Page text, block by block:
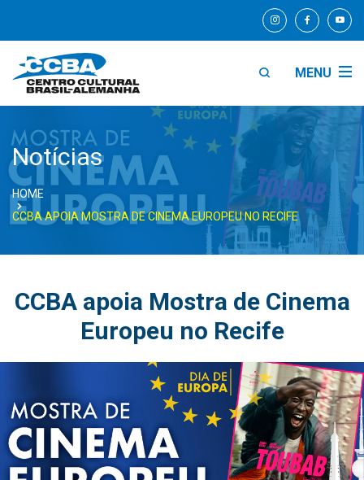
MENU
Notícias
HOME
CCBA APOIA MOSTRA DE CINEMA EUROPEU NO RECIFE
CCBA apoia Mostra de Cinema
Europeu no Recife